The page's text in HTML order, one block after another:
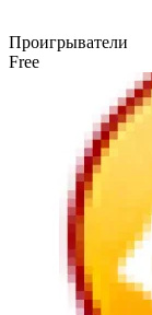
Проигрыватели
Free